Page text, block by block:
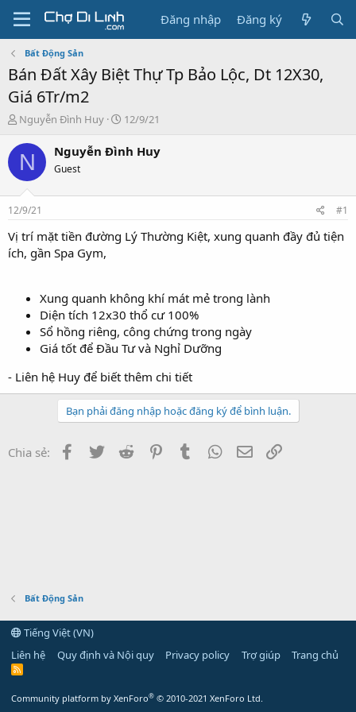
Đăng nhập Đăng ký
Bất Động Sản
Bán Đất Xây Biệt Thự Tp Bảo Lộc, Dt 12X30,
Giá 6Tr/m2
T
r
e
a
s
t
a
r
t
Nguyễn Đình Huy
N
à
12/9/21
N Nguyễn Đình Huy
Guest
12/9/21 #1
Vị trí mặt tiền đường Lý Thường Kiệt, xung quanh đầy đủ tiện
ích, gần Spa Gym,
Xung quanh không khí mát mẻ trong lành
Diện tích 12x30 thổ cư 100%
Sổ hồng riêng, công chứng trong ngày
Giá tốt để Đầu Tư và Nghỉ Dưỡng
- Liên hệ Huy để biết thêm chi tiết
Bạn phải đăng nhập hoặc đăng ký để bình luận.
Chia sẻ: Facebook
Twitter Reddit PinterestTumblr WhatsApp
Email
Bất Động Sản
Tiếng Việt (VN)
Liên hệ
Quy định và Nội quy Privacy policy Trợ giúp Trang chủ
R
Community platform by XenForo® © 2010-2021 XenForo Ltd.